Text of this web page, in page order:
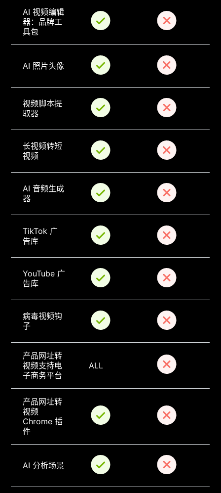
AI 视频编辑
器：品牌工
具包
AI 照片头像
视频脚本提
取器
长视频转短
视频
AI 音频生成
器
TikTok 广
告库
YouTube 广
告库
病毒视频钩
子
产品网址转
视频支持电
子商务平台
ALL
产品网址转
视频
Chrome 插
件
AI 分析场景